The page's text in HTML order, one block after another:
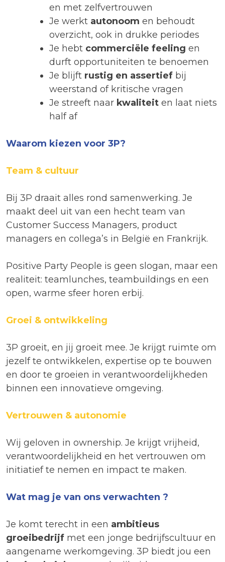
en met zelfvertrouwen
Je werkt autonoom en behoudt
overzicht, ook in drukke periodes
Je hebt commerciële feeling en
durft opportuniteiten te benoemen
Je blijft rustig en assertief bij
weerstand of kritische vragen
Je streeft naar kwaliteit en laat niets
half af
Waarom kiezen voor 3P?
Team & cultuur
Bij 3P draait alles rond samenwerking. Je
maakt deel uit van een hecht team van
Customer Success Managers, product
managers en collega’s in België en Frankrijk.
Positive Party People is geen slogan, maar een
realiteit: teamlunches, teambuildings en een
open, warme sfeer horen erbij.
Groei & ontwikkeling
3P groeit, en jij groeit mee. Je krijgt ruimte om
jezelf te ontwikkelen, expertise op te bouwen
en door te groeien in verantwoordelijkheden
binnen een innovatieve omgeving.
Vertrouwen & autonomie
Wij geloven in ownership. Je krijgt vrijheid,
verantwoordelijkheid en het vertrouwen om
initiatief te nemen en impact te maken.
Wat mag je van ons verwachten ?
Je komt terecht in een ambitieus
groeibedrijf met een jonge bedrijfscultuur en
aangename werkomgeving. 3P biedt jou een